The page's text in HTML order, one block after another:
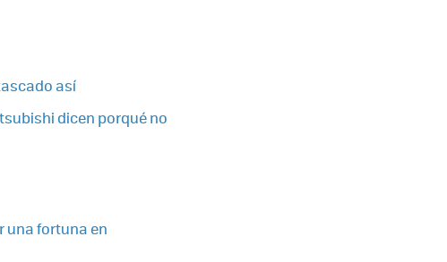
así
dicen porqué no
una fortuna en